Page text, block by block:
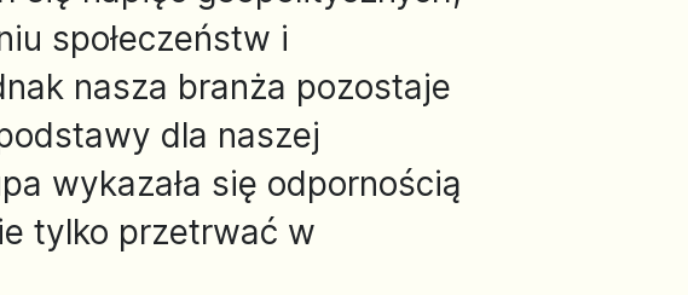
społeczeństw i
nasza branża pozostaje
dla naszej
wykazała się odpornością
tylko przetrwać w